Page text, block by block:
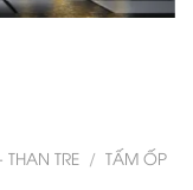
TRE / TẤM ỐP